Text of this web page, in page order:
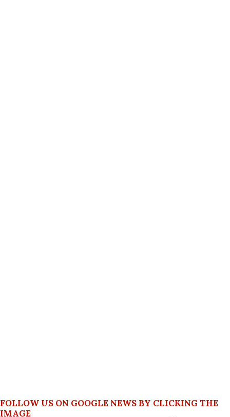
FOLLOW US ON GOOGLE NEWS BY CLICKING THE
IMAGE